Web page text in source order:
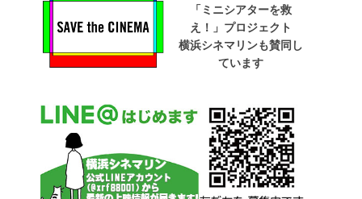
「ミニシアターを救
え！」プロジェクト
横浜シネマリンも賛同し
ています